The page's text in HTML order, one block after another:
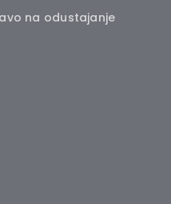
na odustajanje